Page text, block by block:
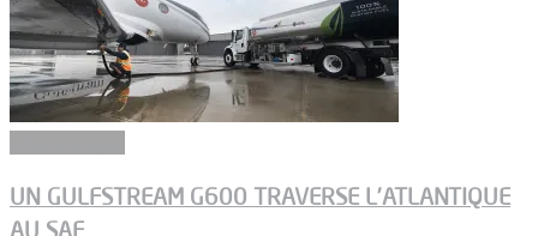
UN GULFSTREAM G600 TRAVERSE L’ATLANTIQUE
AU SAF